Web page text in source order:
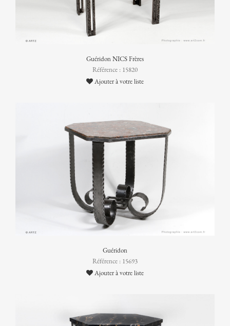
Guéridon NICS Frères
Référence : 15820
Ajouter à votre liste
Guéridon
Référence : 15693
Ajouter à votre liste